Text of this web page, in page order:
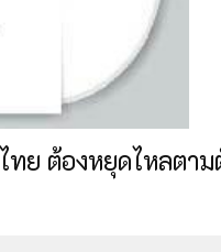
ทย ต้องหยุดไหลตา